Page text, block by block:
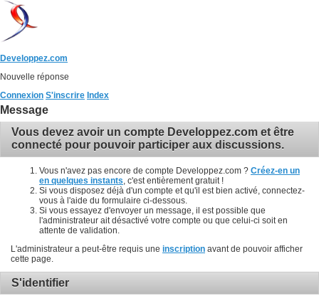
Developpez.com
Nouvelle réponse
Connexion S'inscrire Index
Message
Vous devez avoir un compte Developpez.com et être
connecté pour pouvoir participer aux discussions.
Vous n'avez pas encore de compte Developpez.com ? Créez-en un
en quelques instants , c'est entièrement gratuit !
Si vous disposez déjà d'un compte et qu'il est bien activé, connectez-
vous à l'aide du formulaire ci-dessous.
Si vous essayez d'envoyer un message, il est possible que
l'administrateur ait désactivé votre compte ou que celui-ci soit en
attente de validation.
L'administrateur a peut-être requis une inscription avant de pouvoir afficher
cette page.
S'identifier